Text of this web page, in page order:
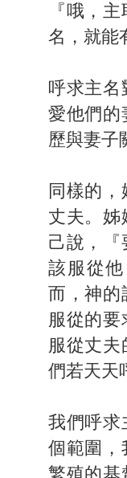
『哦，
名，就能
呼求主名
愛他們的
歷與妻子
同樣的
丈夫。姊
己說，『
該服從
而，神的
服從的
服從丈
們若天天
我們呼求
個範圍，
繁殖的基